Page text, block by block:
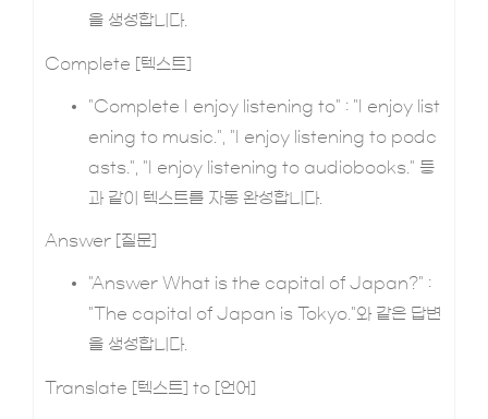
을 생성합니다.
Complete [텍스트]
"Complete I enjoy listening to" : "I enjoy list
ening to music.", "I enjoy listening to podc
asts.", "I enjoy listening to audiobooks." 등
과 같이 텍스트를 자동 완성합니다.
Answer [질문]
"Answer What is the capital of Japan?" :
"The capital of Japan is Tokyo."와 같은 답변
을 생성합니다.
Translate [텍스트] to [언어]